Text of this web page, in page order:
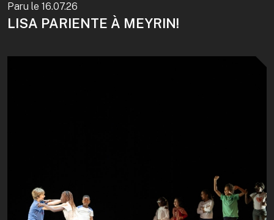
Paru le 16.07.26
LISA PARIENTE À MEYRIN!